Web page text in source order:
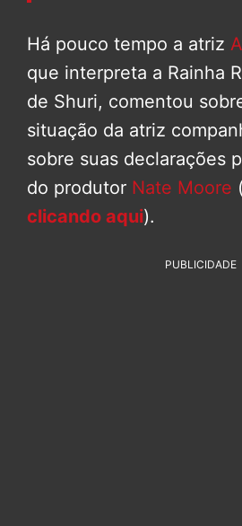
Há pouco tempo a atriz
que interpreta a Rainha
de Shuri, comentou
situação da atriz
sobre suas declarações
do produtor Nate Moore
clicando aqui).
PUBLICIDADE